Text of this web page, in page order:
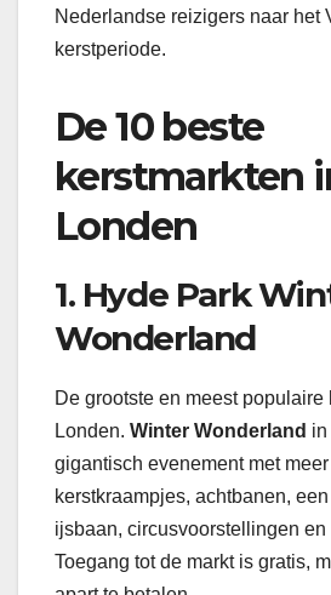
Nederlandse reizigers naar het
kerstperiode.
De 10 beste
kerstmarkten
Londen
1. Hyde Park
Wonderland
De grootste en meest populaire
Londen. Winter Wonderland
gigantisch evenement met
kerstkraampjes, achtbanen,
ijsbaan, circusvoorstellingen
Toegang tot de markt is gratis,